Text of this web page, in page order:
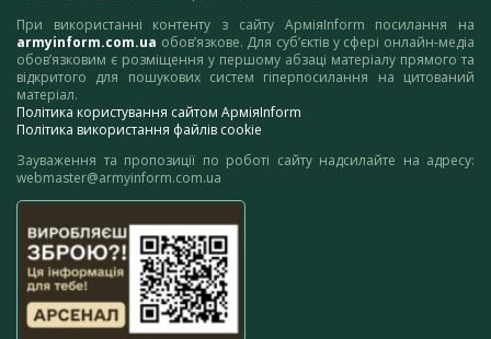
При використанні контенту з сайту АрміяInform посилання на
armyinform.com.ua обов’язкове. Для суб’єктів у сфері онлайн-медіа
обов’язковим є розміщення у першому абзаці матеріалу прямого та
відкритого для пошукових систем гіперпосилання на цитований
матеріал.
Політика користування сайтом АрміяInform
Політика використання файлів cookie
Зауваження та пропозиції по роботі сайту надсилайте на адресу:
webmaster@armyinform.com.ua